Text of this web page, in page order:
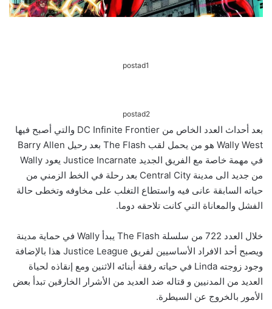
postad1
postad2
بعد أحداث العدد الخاص من DC Infinite Frontier والتي أصبح فيها
Wally West هو من يحمل لقب The Flash بعد رحيل Barry Allen
في مهمة خاصة مع الفريق الجديد Justice Incarnate يعود Wally
من جديد الى مدينة Central City بعد رحلة في الخط الزمني من
حياته السابقة عانى فيه واستطاع التغلب على مخاوفه وتخطى حالة
الفشل والمعاناة التي كانت تلاحقه دوما.
خلال العدد 722 من سلسلة The Flash يبدأ Wally في حماية مدينة
ويصبح أحد الافراد الأساسيين لفريق Justice League هذا بالإضافة
وجود زوجته Linda في حياته رفقة أبنائه الاثنين ومع إنقاذه لحياة
العديد من المدنيين و قتاله ضد العديد من الأشرار الخارقين تبدأ بعض
الأمور بالخروج عن السيطرة.